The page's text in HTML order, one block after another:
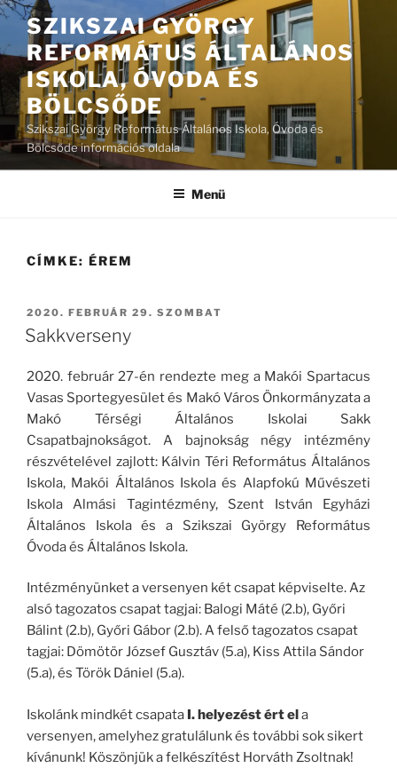
Tartalomhoz
SZIKSZAI GYÖRGY
REFORMÁTUS ÁLTALÁNOS
ISKOLA, ÓVODA ÉS
BÖLCSŐDE
Szikszai György Református Általános Iskola, Óvoda és
Bölcsőde információs oldala
Menü
CÍMKE: ÉREM
BEKÜLDVE:
2020. FEBRUÁR 29. SZOMBAT
Sakkverseny
2020. február 27-én rendezte meg a Makói Spartacus
Vasas Sportegyesület és Makó Város Önkormányzata a
Makó Térségi Általános Iskolai Sakk
Csapatbajnokságot. A bajnokság négy intézmény
részvételével zajlott: Kálvin Téri Református Általános
Iskola, Makói Általános Iskola és Alapfokú Művészeti
Iskola Almási Tagintézmény, Szent István Egyházi
Általános Iskola és a Szikszai György Református
Óvoda és Általános Iskola.
Intézményünket a versenyen két csapat képviselte. Az
alsó tagozatos csapat tagjai: Balogi Máté (2.b), Győri
Bálint (2.b), Győri Gábor (2.b). A felső tagozatos csapat
tagjai: Dömötör József Gusztáv (5.a), Kiss Attila Sándor
(5.a), és Török Dániel (5.a).
Iskolánk mindkét csapata I. helyezést ért ela
versenyen, amelyhez gratulálunk és további sok sikert
kívánunk! Köszönjük a felkészítést Horváth Zsoltnak!